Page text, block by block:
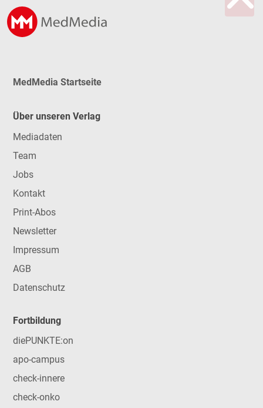
MedMedia Startseite
Über unseren Verlag
Mediadaten
Team
Jobs
Kontakt
Print-Abos
Newsletter
Impressum
AGB
Datenschutz
Fortbildung
diePUNKTE:on
apo-campus
check-innere
check-onko